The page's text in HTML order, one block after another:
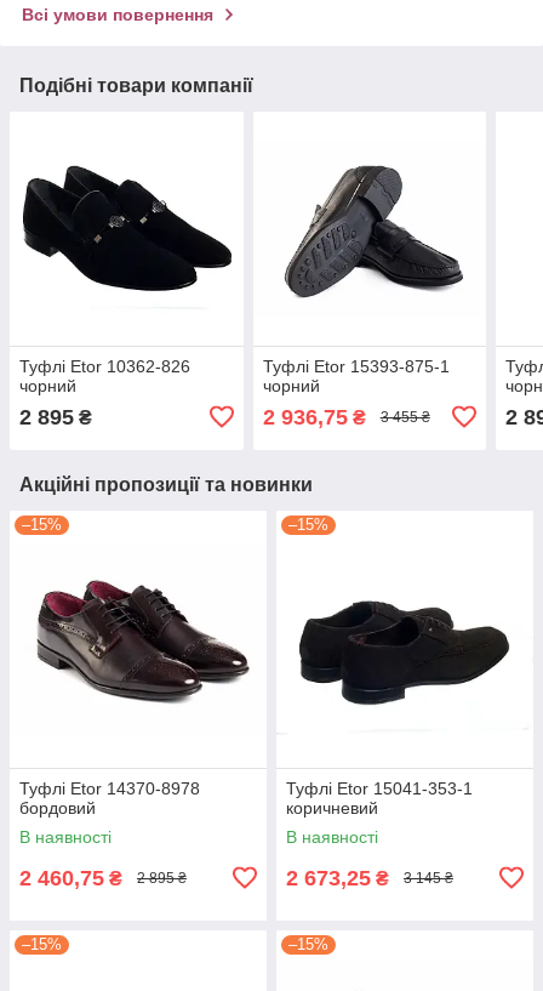
Всі умови повернення
Подібні товари компанії
Туфлі Etor 10362-826
чорний
2 895 ₴
Туфлі Etor 15393-875-1
чорний
2 936,75₴ 3 455 ₴ 2
Акційні пропозиції та новинки
–15%
Туфлі Etor 14370-8978
бордовий
В наявності
2 460,75 ₴ 2 895 ₴
–15%
Туфлі Etor 15041-353-1
коричневий
В наявності
2 673,25 ₴ 3 145 ₴
–15% –15%